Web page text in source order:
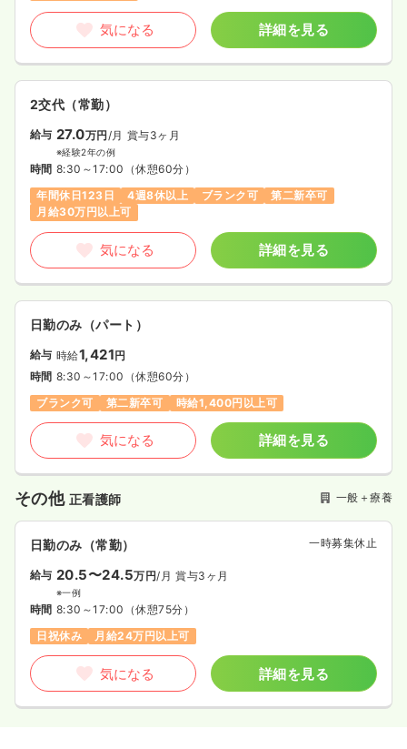
気になる 詳細を見る
2交代（常勤）
給与 27.0万円 /月 賞与3ヶ月
※経験2年の例
時間 8:30～17:00 （休憩60分）
年間休日123日
4週8休以上 ブランク可
第二新卒可
月給30万円以上可
気になる 詳細を見る
日勤のみ（パート）
給与 時給1,421円
時間 8:30～17:00 （休憩60分）
ブランク可
第二新卒可 時給1,400円以上可
気になる 詳細を見る
その他 正看護師 一般＋療養
日勤のみ（常勤） 一時募集休止
給与 20.5〜24.5万円/月 賞与3ヶ月
※一例
時間 8:30～17:00 （休憩75分）
日祝休み
月給24万円以上可
気になる 詳細を見る